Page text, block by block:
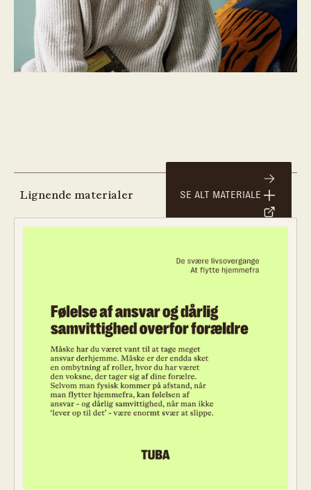
Lignende materialer SE ALT MATERIALE